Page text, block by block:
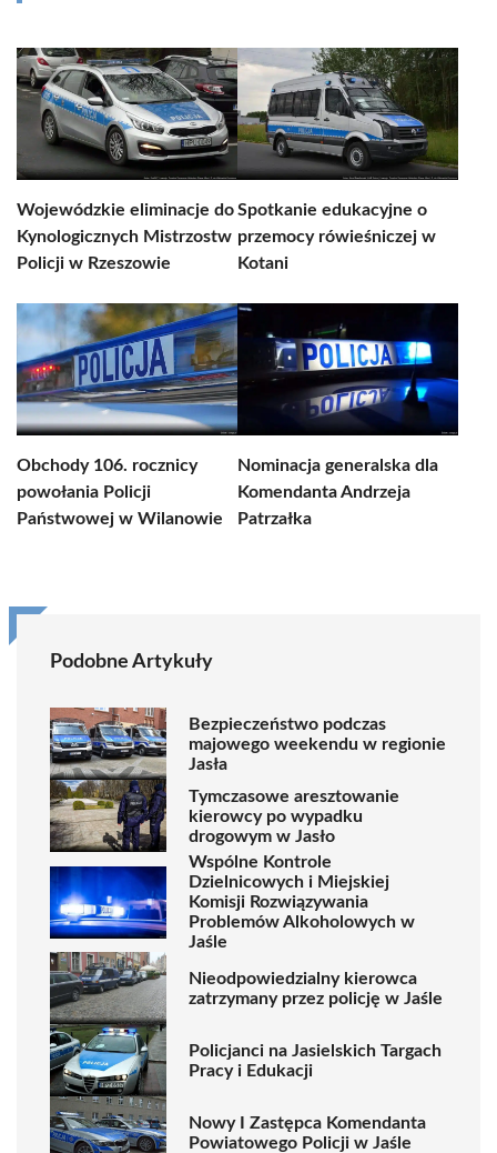
Wojewódzkie eliminacje do
Kynologicznych Mistrzostw
Policji w Rzeszowie
Spotkanie edukacyjne o
przemocy rówieśniczej w
Kotani
Obchody 106. rocznicy
powołania Policji
Państwowej w Wilanowie
Nominacja generalska dla
Komendanta Andrzeja
Patrzałka
Podobne Artykuły
Bezpieczeństwo podczas
majowego weekendu w regionie
Jasła
Tymczasowe aresztowanie
kierowcy po wypadku
drogowym w Jasło
Wspólne Kontrole
Dzielnicowych i Miejskiej
Komisji Rozwiązywania
Problemów Alkoholowych w
Jaśle
Nieodpowiedzialny kierowca
zatrzymany przez policję w Jaśle
Policjanci na Jasielskich Targach
Pracy i Edukacji
Nowy I Zastępca Komendanta
Powiatowego Policji w Jaśle